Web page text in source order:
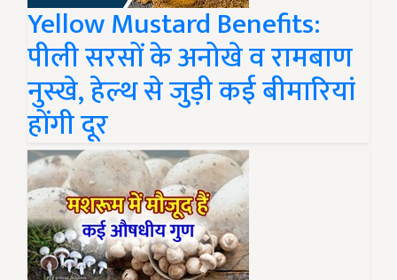
Yellow Mustard Benefits:
पीली सरसों के अनोखे व रामबाण
नुस्खे, हेल्थ से जुड़ी कई बीमारियां
होंगी दूर